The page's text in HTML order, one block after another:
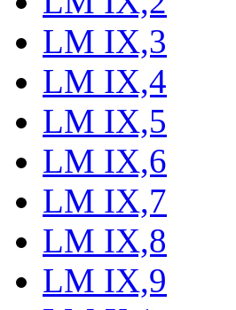
LM IX,3
LM IX,4
LM IX,5
LM IX,6
LM IX,7
LM IX,8
LM IX,9